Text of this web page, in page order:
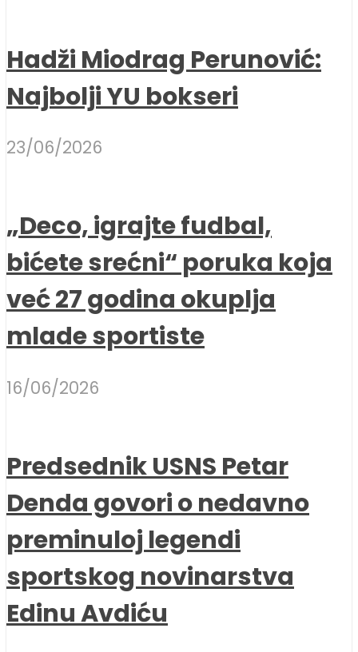
Hadži Miodrag Perunović:
Najbolji YU bokseri
23/06/2026
„Deco, igrajte fudbal,
bićete srećni“ poruka koja
već 27 godina okuplja
mlade sportiste
16/06/2026
Predsednik USNS Petar
Denda govori o nedavno
preminuloj legendi
sportskog novinarstva
Edinu Avdiću